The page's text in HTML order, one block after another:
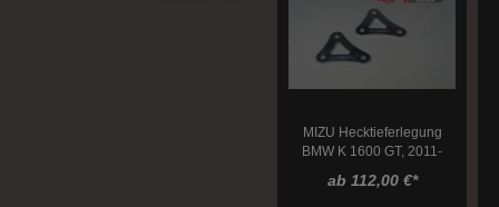
MIZU Hecktieferlegung
BMW K 1600 GT, 2011-
ab 112,00 €*